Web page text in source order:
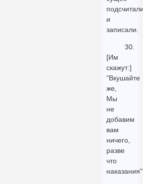
и
записали.
30.
[Им
скажут:]
"Вкушайте
же,
Мы
не
добавим
вам
ничего,
разве
что